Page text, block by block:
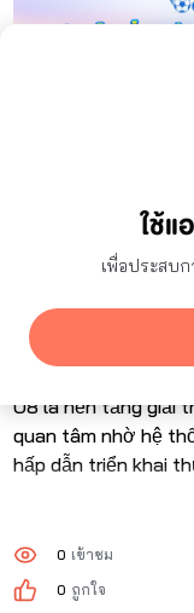
ใช้
เพื่อประสบ
ผู้ติ
O8là nền tảng giải
quan tâm nhờ hệ
hấp dẫn triển khai
không chỉ trải
cả người mới lẫn
Thông tin liên hệ
0 เข้าชม
0 ถูกใจ